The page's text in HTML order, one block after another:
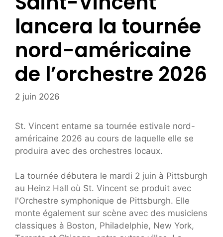
lancera la tournée
nord-américaine
de l’orchestre 2026
2 juin 2026
St. Vincent entame sa tournée estivale nord-
américaine 2026 au cours de laquelle elle se
produira avec des orchestres locaux.
La tournée débutera le mardi 2 juin à Pittsburgh
au Heinz Hall où St. Vincent se produit avec
l'Orchestre symphonique de Pittsburgh. Elle
monte également sur scène avec des musiciens
classiques à Boston, Philadelphie, New York,